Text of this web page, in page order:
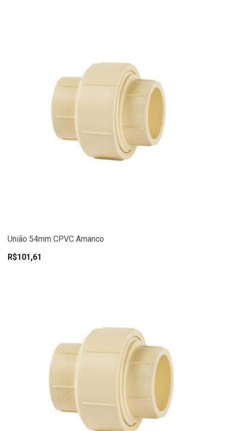
União 54mm CPVC Amanco
R$101,61